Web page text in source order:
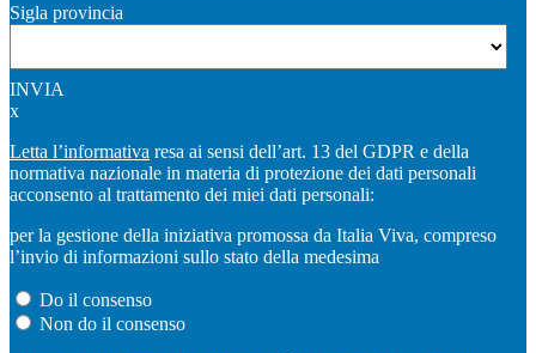
Sigla provincia
INVIA
x
Letta l’informativa resa ai sensi dell’art. 13 del GDPR e della
normativa nazionale in materia di protezione dei dati personali
acconsento al trattamento dei miei dati personali:
per la gestione della iniziativa promossa da Italia Viva, compreso
l’invio di informazioni sullo stato della medesima
Do il consenso
Non do il consenso